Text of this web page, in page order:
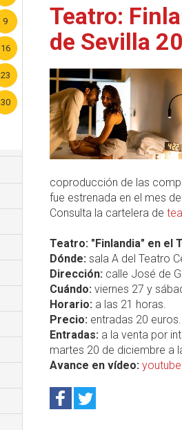
9
16
23
30
Teatro:
de Sevilla
coproducción de las
fue estrenada en el mes
Consulta la cartelera de
Teatro: "Finlandia" en el
Dónde: sala A del Teatro
Dirección: calle José de
Cuándo: viernes 27 y
Horario: a las 21 horas.
Precio: entradas 20 euros.
Entradas: a la venta por
martes 20 de diciembre a
Avance en vídeo: